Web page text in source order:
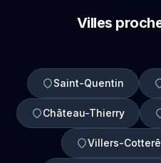
Villes
Saint-Quentin
Château-Thierry
Villers-